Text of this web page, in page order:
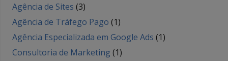
Agência de Sites (3)
Agência de Tráfego Pago (1)
Agência Especializada em Google Ads (1)
Consultoria de Marketing (1)